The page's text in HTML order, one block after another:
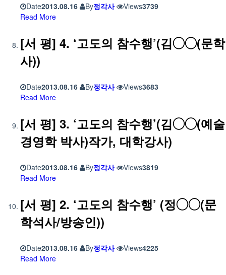
Date2013.08.16 By정각사 Views3739
Read More
[서 평] 4. ‘고도의 참수행’(김◯◯(문학
사))
Date2013.08.16 By정각사 Views3683
Read More
[서 평] 3. ‘고도의 참수행’(김◯◯(예술
경영학 박사)작가, 대학강사)
Date2013.08.16 By정각사 Views3819
Read More
[서 평] 2. ‘고도의 참수행’ (정◯◯(문
학석사/방송인))
Date2013.08.16 By정각사 Views4225
Read More